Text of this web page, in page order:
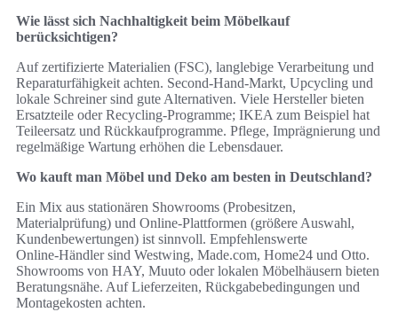
Wie lässt sich Nachhaltigkeit beim Möbelkauf
berücksichtigen?
Auf zertifizierte Materialien (FSC), langlebige Verarbeitung und
Reparaturfähigkeit achten. Second‑Hand‑Markt, Upcycling und
lokale Schreiner sind gute Alternativen. Viele Hersteller bieten
Ersatzteile oder Recycling‑Programme; IKEA zum Beispiel hat
Teileersatz und Rückkaufprogramme. Pflege, Imprägnierung und
regelmäßige Wartung erhöhen die Lebensdauer.
Wo kauft man Möbel und Deko am besten in Deutschland?
Ein Mix aus stationären Showrooms (Probesitzen,
Materialprüfung) und Online‑Plattformen (größere Auswahl,
Kundenbewertungen) ist sinnvoll. Empfehlenswerte
Online‑Händler sind Westwing, Made.com, Home24 und Otto.
Showrooms von HAY, Muuto oder lokalen Möbelhäusern bieten
Beratungsnähe. Auf Lieferzeiten, Rückgabebedingungen und
Montagekosten achten.